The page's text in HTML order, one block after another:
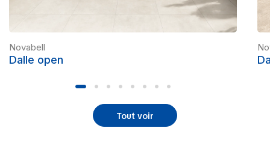
Novabell
Dalle open
Tout voir